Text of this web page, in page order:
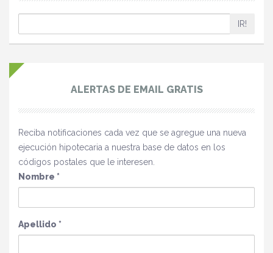
IR!
ALERTAS DE EMAIL GRATIS
Reciba notificaciones cada vez que se agregue una nueva
ejecución hipotecaria a nuestra base de datos en los
códigos postales que le interesen.
Nombre *
Apellido *